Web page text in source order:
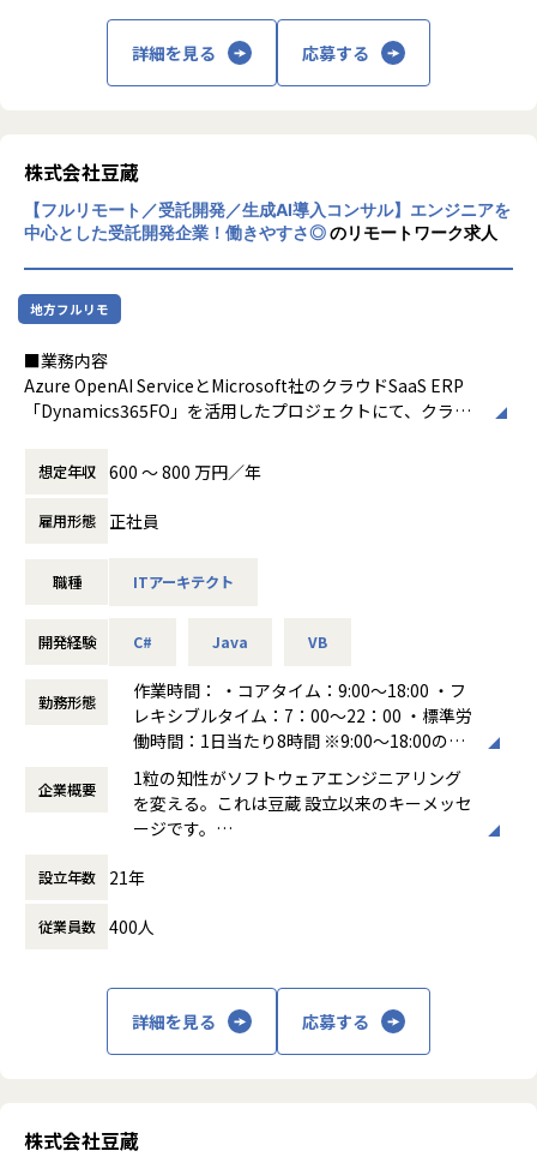
しております！
社内エンジニア比率：50%
リモート導入比率：95%（うちフルリモート62%）
エンジニア報酬制度：月の給与と年2回の賞与、自身の売上
げの70%を還元 ※組織平均
エンジニア限定福利厚生：常駐支援手当、iPadAir支給
＜概要＞
◆在籍エンジニア活躍中案件◆
参画案件：教育管理系システム新規開発
開発環境: React、Typescript、AWS、Java、Spring
働く環境: フルリモート
詳細:
案件で
どがスキルアップにつながっている。
参画案件：基幹業務システムwebアプリケーション開発業務
開発環境：PHP（Laravel）、Vue.js
働く環境：フル出社
商流：元請け直
詳細：
某超有名企業の自社内独自の業務システムの開発。
な要件の抽出からリリース、
稼働安定、自由参加の社内イベントも活発で、満足度が高
・エンジニアC
参画案件：生成AI関連のプロジェクト
開発環境：Python/Go
主にバックエンド開発がメインで、Python・Goを活用した
お客様先へ詳細なアンケートを取り、アンケートで頂戴し
現場での評価・態度・実績も含め、総合的に評価するよう
未完成な企業だからこそ、学べること、
挑戦できること、経験できることの幅はとても広いです。
これからも成長していけると我々は感じております。
【業務の変更の範囲】
無
＜エンジニア未経験の方へのおすすめポイント＞
1.充実のフォロー・サポート環境
►事業部MTGで確認して追記
ングさせていただきます。
また、毎月稼働時間を管理しており、
高稼働の場合はすぐにお客様先へ相談し対応しています。
2.オーダーメイドの研修制度
►事業部MTGで確認して追記
3.未経験から活躍している社員多数！
►事業部MTGで確認して追記
案件を勝手に会社が決めてくることはございません。
やキャリアプランをお伺いします。
きます。
2."営業力"を強みに、幅広い企業と連携し様々な案件を確
約8,000件を超える豊富なデータベースを保有していま
す。（2025年1月時点）
案件に関しては、意図的に業界・業種を絞っていないた
の案件に関われます。
ャーなどなど）
・CMSを使用したECサイト構築（Java）
・ECサイトのAWS運用、構築（Python、AWS）
3.多岐に渡るキャリアビジョン！
詳細を見る 応募する
株式会社豆蔵
【フルリモート／受託開発／生成AI導入コンサル】エンジニアを
中心とした受託開発企業！働きやすさ◎のリモートワーク求人
地方フルリモ
■業務内容
Azure OpenAI ServiceとMicrosoft社のクラウドSaaS ERP
「Dynamics365FO」を活用したプロジェクトにて、クラウ
発業務に従事していただきます。
優秀な上級コンサルタントメンバーと経験豊富なエンジニア
がチームとなって、お客様のAI化をサポートします。
(具体的内容)
化、品質向上を推進します。
キテクチャ設計
・Microsoft Dynamics365 FO 追加（アドオン）開発の詳細
■キャリアパス
・キャリアパス
ト責任者」「開発エキスパート」の３つのキャリアパスをご
用意しています。入社後は未来3年後のキャリアプランを一
緒に策定、その内容に基づきトレーニングも受講していただ
また、経験を積む事によって、より多くの事が見えてくると
思います。開発エキスパートを目指してきたが、より顧客に
寄添ったところで業務理解を深め、要件定義業務をやってみ
・評価制度
想定年収 600 〜 800 万円／年
雇用形態 正社員
職種 ITアーキテクト
開発経験 C# Java VB
勤務形態
作業時間： ・コアタイム：9:00～18:00 ・フ
レキシブルタイム：7：00～22：00 ・標準労
働時間：1日当たり8時間 ※9:00～18:00の間
で4時間稼働を前提とし、後は日々の都合に
合わせて調整可能
働き方：フレックス制（コアタイムあり）
時間外労働の有無： 有（月平均20時間）
休憩時間： 60分
企業概要
1粒の知性がソフトウェアエンジニアリング
を変える。これは豆蔵 設立以来のキーメッセ
ージです。
豆蔵は、発注者側（ユーザー企業）と受注者
コンサルティングを提供することが可能な複
ェアの種が蒔かれ、コンサルと人材育成を通
して、大事に育って組織に広がっていき、さ
らに種が蒔かれて横展開していく再帰的・自
豆蔵のコンサルティングの特長は、領域横
断・世界標準・実践ノウハウの３つの基本コ
設立年数 21年
従業員数 400人
詳細を見る 応募する
株式会社豆蔵